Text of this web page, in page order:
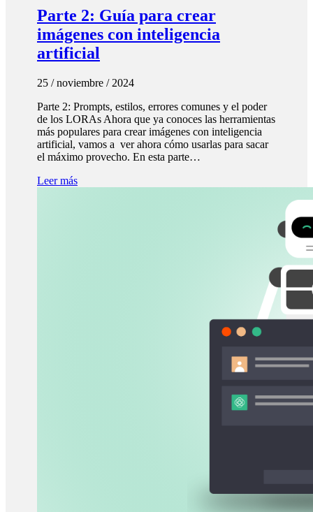
Parte 2: Guía para crear
imágenes con inteligencia
artificial
25 / noviembre / 2024
Parte 2: Prompts, estilos, errores comunes y el poder
de los LORAs Ahora que ya conoces las herramientas
más populares para crear imágenes con inteligencia
artificial, vamos a ver ahora cómo usarlas para sacar
el máximo provecho. En esta parte…
Leer más